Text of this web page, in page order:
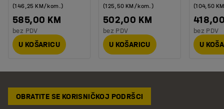
585,00 KM
(146,25 KM/kom.)
bez PDV
U KOŠARICU
502,00 KM
(125,50 KM/kom.)
bez PDV
U KOŠARICU
(104,50
bez PDV
U
OBRATITE SE KORISNIČKOJ PODRŠCI